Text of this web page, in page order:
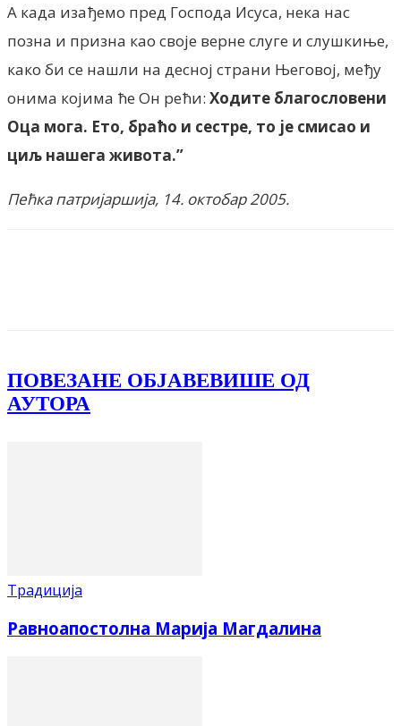
А када изађемо пред Господа Исуса, нека нас
позна и призна као своје верне слуге и слушкиње,
како би се нашли на десној страни Његовој, међу
онима којима ће Он рећи: Ходите благословени
Оца мога. Ето, браћо и сестре, то је смисао и
циљ нашега живота.”
Пећка патријаршија, 14. октобар 2005.
ПОВЕЗАНЕ ОБЈАВЕВИШЕ ОД
АУТОРА
Традиција
Равноапостолна Марија Магдалина